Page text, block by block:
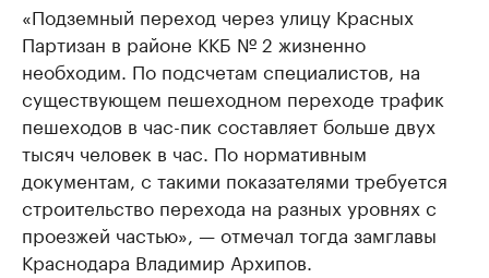
«Подземный переход через улицу Красных
Партизан в районе ККБ № 2 жизненно
необходим. По подсчетам специалистов, на
существующем пешеходном переходе трафик
пешеходов в час-пик составляет больше двух
тысяч человек в час. По нормативным
документам, с такими показателями требуется
строительство перехода на разных уровнях с
проезжей частью», — отмечал тогда замглавы
Краснодара Владимир Архипов.